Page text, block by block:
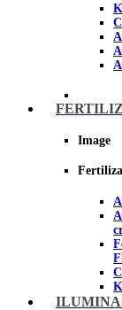
Image